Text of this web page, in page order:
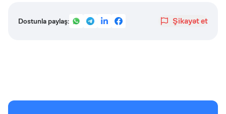
Dostunla paylaş: Şikayət et